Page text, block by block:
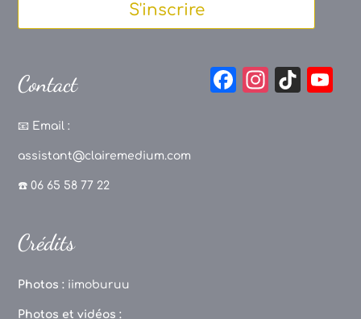
S'inscrire
Contact
📧 Email :
assistant@clairemedium.com
☎️ 06 65 58 77 22
F
In
Ti
Crédits
Photos : iimoburuu
Photos et vidéos :